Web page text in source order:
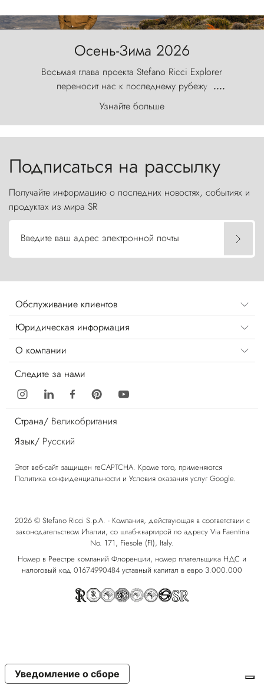
Осень-Зима 2026
Восьмая глава проекта Stefano Ricci Explorer
переносит нас к последнему рубежу
первозданного мира, где ветер с
первобытной яростью ваяет ландшафт, а пики
Торрес-дель-Пайне, словно каменные стражи,
....
Узнайте больше
Подписаться на рассылку
Получайте информацию о последних новостях, событиях и
продуктах из мира SR
Введите ваш адрес электронной почты
Обслуживание клиентов
Юридическая информация
О компании
Следите за нами
Страна/ Великобритания
Язык/ Русский
Этот веб-сайт защищен reCAPTCHA. Кроме того, применяются
Политика конфиденциальности и Условия оказания услуг Google.
2026 © Stefano Ricci S.p.A. - Компания, действующая в соответствии с
законодательством Италии, со штаб-квартирой по адресу Via Faentina
No. 171, Fiesole (FI), Italy.
Номер в Реестре компаний Флоренции, номер плательщика НДС и
налоговый код 01674990484 уставный капитал в евро 3.000.000
Уведомление о сборе